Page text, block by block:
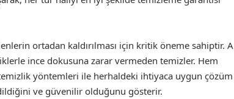
ortadan kaldırılması için kritik öneme sahiptir. A
ince dokusuna zarar vermeden temizler. Hem
yöntemleri ile herhaldeki ihtiyaca uygun çözüm
ve güvenilir olduğunu gösterir.